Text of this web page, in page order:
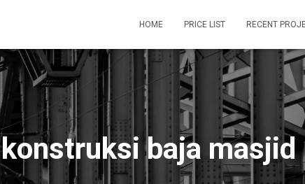
HOME PRICE LIST RECENT
konstruksi baja masjid